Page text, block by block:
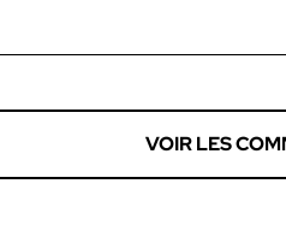
VOIR LES